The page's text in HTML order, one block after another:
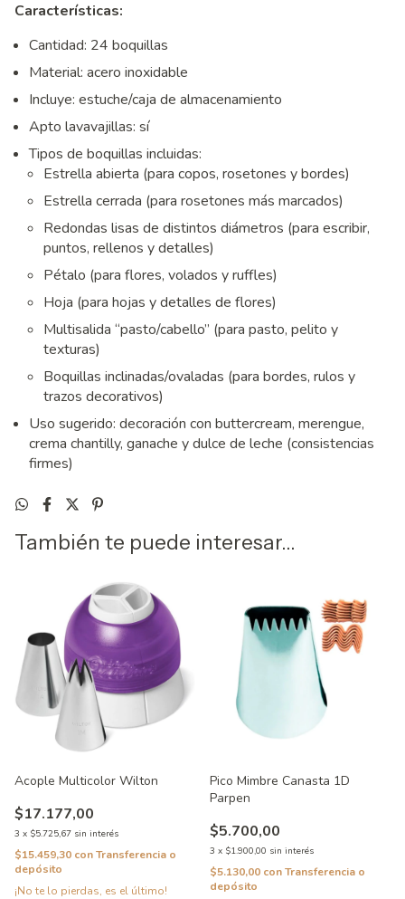
Características:
Cantidad: 24 boquillas
Material: acero inoxidable
Incluye: estuche/caja de almacenamiento
Apto lavavajillas: sí
Tipos de boquillas incluidas:
Estrella abierta (para copos, rosetones y bordes)
Estrella cerrada (para rosetones más marcados)
Redondas lisas de distintos diámetros (para escribir,
puntos, rellenos y detalles)
Pétalo (para flores, volados y ruffles)
Hoja (para hojas y detalles de flores)
Multisalida “pasto/cabello” (para pasto, pelito y
texturas)
Boquillas inclinadas/ovaladas (para bordes, rulos y
trazos decorativos)
Uso sugerido: decoración con buttercream, merengue,
crema chantilly, ganache y dulce de leche (consistencias
firmes)
También te puede interesar...
Acople Multicolor Wilton
$17.177,00
3 x $5.725,67 sin interés
$15.459,30 conTransferencia o
depósito
¡No te lo pierdas, es el último!
Pico Mimbre Canasta 1D
Parpen
$5.700,00
3 x $1.900,00 sin interés
$5.130,00 conTransferencia o
depósito